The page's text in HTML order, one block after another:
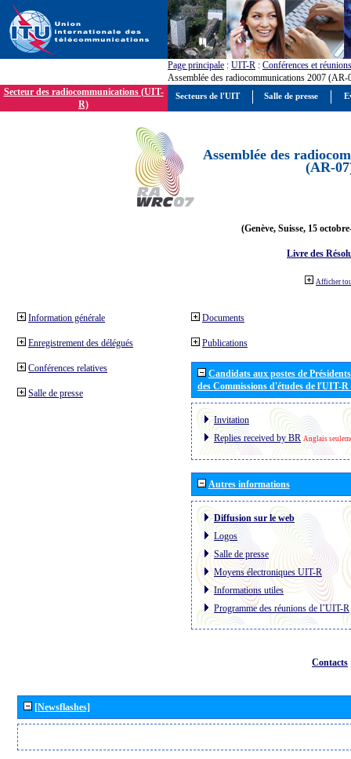
Page principale : UIT-R : Conférences et réunions
Assemblée des radiocommunications 2007 (AR-
Secteur des radiocommunications (UIT-
R)
Assemblée des
(AR-
(Genève, Suisse, 15
Livre des
Afficher
Information générale
Enregistrement des délégués
Conférences relatives
Salle de presse
Documents
Publications
Candidats aux postes de
des Commissions d'études de l'UIT-
Invitation
Replies received by BR Anglais
Autres informations
Diffusion sur le web
Logos
Salle de presse
Moyens électroniques UIT-R
Informations utiles
Programme des réunions de l´UIT-R
Contacts
[Newsflashes]
Secteurs de l'UIT Salle de presse